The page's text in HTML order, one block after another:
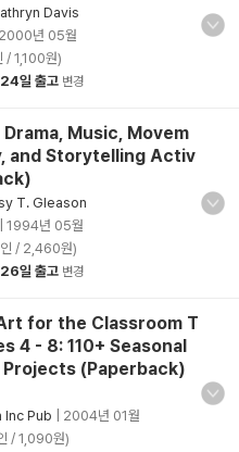
Davis
2000년 05월
/ 1,100원)
일 출고 변경
Music, Movem
and Storytelling Activ
T. Gleason
1994년 05월
/ 2,460원)
일 출고 변경
for the Classroom T
4 - 8: 110+ Seasonal
(Paperback)
Inc Pub
2004년 01월
/ 1,090원)